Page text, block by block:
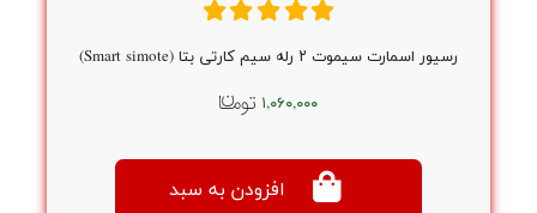
رسیور اسمارت سیموت ۲ رله سیم کارتی بتا (Smart simote)
۱,۰۶۰,۰۰۰
افزودن به سبد